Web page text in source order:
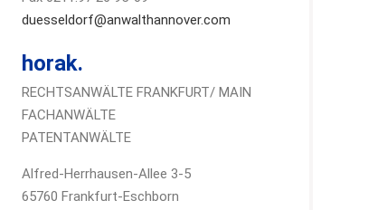
duesseldorf@anwalthannover.com
horak.
RECHTSANWÄLTE FRANKFURT/ MAIN
FACHANWÄLTE
PATENTANWÄLTE
Alfred-Herrhausen-Allee 3-5
65760 Frankfurt-Eschborn